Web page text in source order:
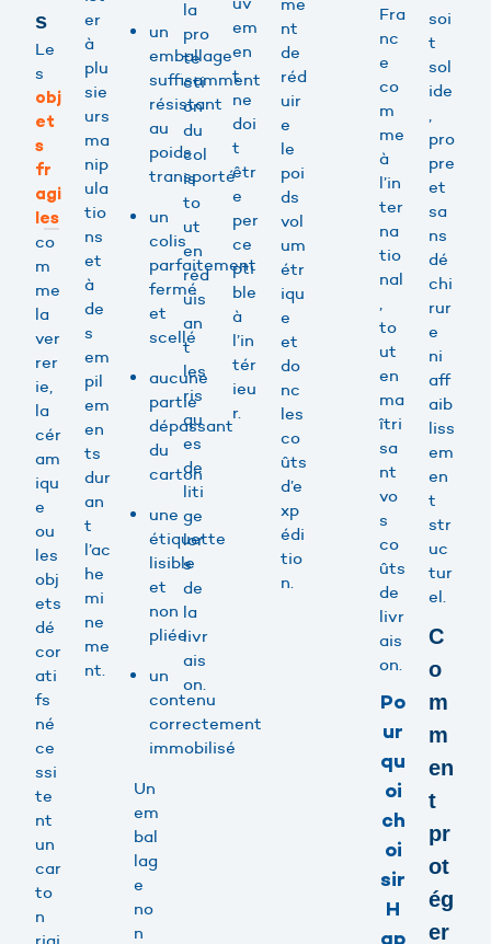
s
Le
s
obj
et
s
fr
agi
les
co
m
me
la
ver
rer
ie,
la
cér
am
iqu
e
ou
les
obj
ets
dé
cor
ati
fs
né
ce
ssi
te
nt
un
car
to
n
er
à
plu
sie
urs
ma
nip
ula
tio
ns
et
à
de
s
em
pil
em
en
ts
dur
an
t
l’ac
he
mi
ne
me
nt.
un
emballage
suffisamment
résistant
au
poids
transporté
un
colis
parfaitement
fermé
et
scellé
aucune
partie
dépassant
du
carton
une
étiquette
lisible
et
non
pliée
un
contenu
correctement
immobilisé
Un
em
bal
lag
e
no
n
la
pro
te
cti
on
du
col
is
to
ut
en
réd
uis
an
t
les
ris
qu
es
de
liti
ge
lor
s
de
la
livr
ais
on.
em
en
t
ne
doi
t
êtr
e
per
ce
pti
ble
à
l’in
tér
ieu
r.
nt
de
réd
uir
e
le
poi
ds
vol
um
étr
iqu
e
et
do
nc
les
co
ûts
d’e
xp
édi
tio
n.
Fra
nc
e
co
m
me
à
l’in
ter
na
tio
nal
,
to
ut
en
ma
îtri
sa
nt
vo
s
co
ûts
de
livr
ais
on.
Po
ur
qu
oi
ch
oi
sir
H
ap
soi
t
sol
ide
,
pro
pre
et
sa
ns
dé
chi
rur
e
ni
aff
aib
liss
em
en
t
str
uc
tur
el.
C
o
m
m
en
t
pr
ot
ég
er